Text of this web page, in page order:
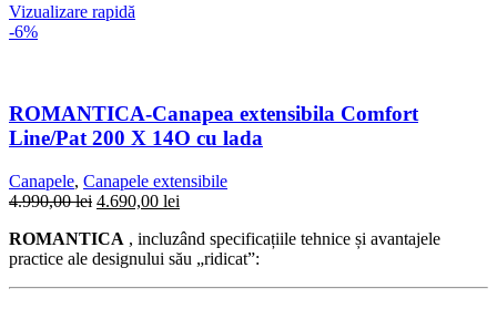
Vizualizare rapidă
-6%
ROMANTICA-Canapea extensibila Comfort
Line/Pat 200 X 14O cu lada
Canapele, Canapele extensibile
4.990,00lei 4.690,00 lei
ROMANTICA , incluzând specificațiile tehnice și avantajele
practice ale designului său „ridicat”: